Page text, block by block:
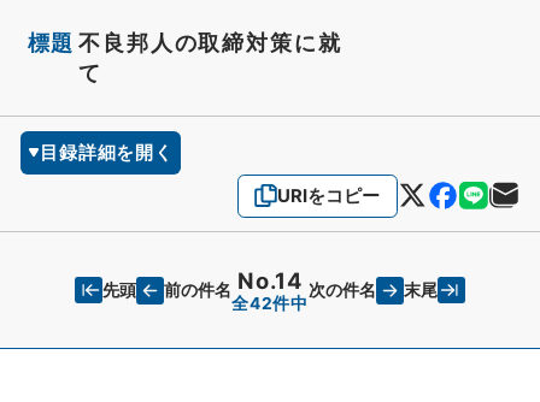
標題 不良邦人の取締対策に就
て
目録詳細を開く
URIをコピー
先頭 前の件名 No.14
全42件中
次の件名 末尾